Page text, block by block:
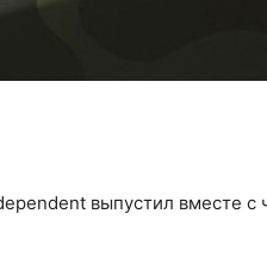
выпустил вместе с